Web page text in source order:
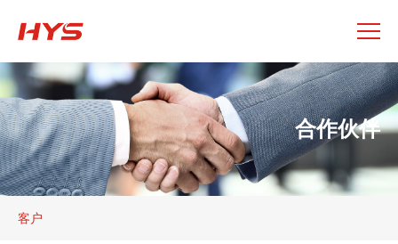
合作伙伴
客户